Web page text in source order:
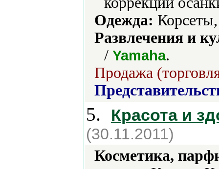
Одежда:
Развлечения и
/ Yamaha.
Продажа
5. Красота и
(30.11.2011)
Косметика,